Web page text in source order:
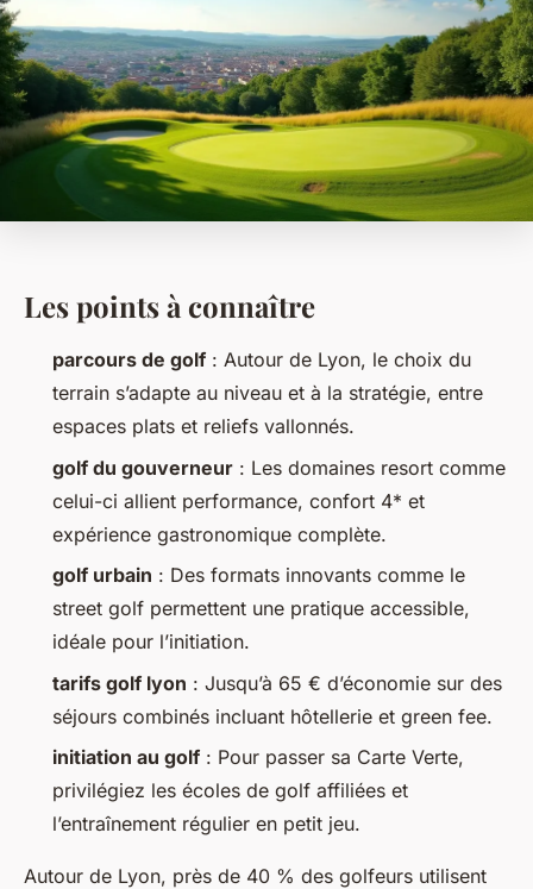
Les points à connaître
parcours de golf : Autour de Lyon, le choix du
terrain s’adapte au niveau et à la stratégie, entre
espaces plats et reliefs vallonnés.
golf du gouverneur : Les domaines resort comme
celui-ci allient performance, confort 4* et
expérience gastronomique complète.
golf urbain : Des formats innovants comme le
street golf permettent une pratique accessible,
idéale pour l’initiation.
tarifs golf lyon : Jusqu’à 65 € d’économie sur des
séjours combinés incluant hôtellerie et green fee.
initiation au golf : Pour passer sa Carte Verte,
privilégiez les écoles de golf affiliées et
l’entraînement régulier en petit jeu.
Autour de Lyon, près de 40 % des golfeurs utilisent